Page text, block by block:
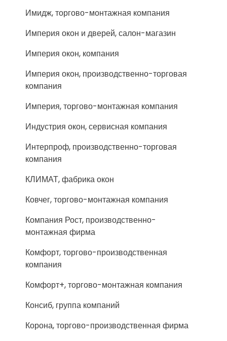
Имидж, торгово-монтажная компания
Империя окон и дверей, салон-магазин
Империя окон, компания
Империя окон, производственно-торговая
компания
Империя, торгово-монтажная компания
Индустрия окон, сервисная компания
Интерпроф, производственно-торговая
компания
КЛИМАТ, фабрика окон
Ковчег, торгово-монтажная компания
Компания Рост, производственно-
монтажная фирма
Комфорт, торгово-производственная
компания
Комфорт+, торгово-монтажная компания
Консиб, группа компаний
Корона, торгово-производственная фирма